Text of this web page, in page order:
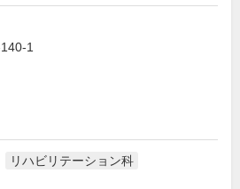
1
リハビリテーション科